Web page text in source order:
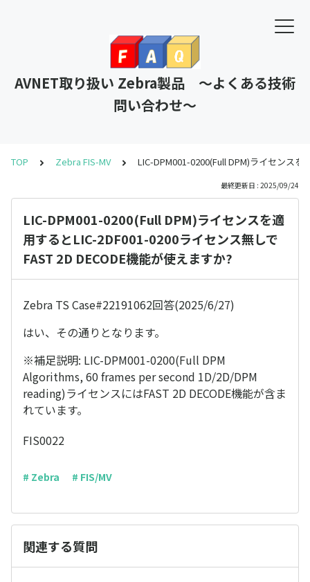
AVNET取り扱い Zebra製品 ～よくある技術
問い合わせ～
TOP Zebra FIS-MV LIC-DPM001-0200(Full DPM)ライセンスを
最終更新日 : 2025/09/24
LIC-DPM001-0200(Full DPM)ライセンスを適
用するとLIC-2DF001-0200ライセンス無しで
FAST 2D DECODE機能が使えますか?
Zebra TS Case#22191062回答(2025/6/27)
はい、その通りとなります。
※補足説明: LIC-DPM001-0200(Full DPM
Algorithms, 60 frames per second 1D/2D/DPM
reading)ライセンスにはFAST 2D DECODE機能が含ま
れています。
FIS0022
# Zebra # FIS/MV
関連する質問